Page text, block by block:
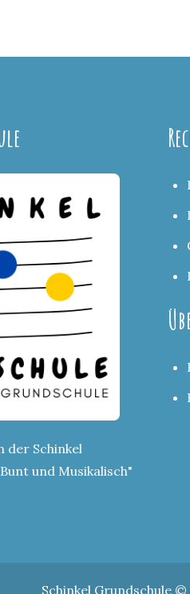
der Schinkel
und Musikalisch"
Schinkel Grundschule